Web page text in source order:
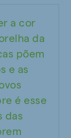
a cor
da
põem
e as
é esse
das